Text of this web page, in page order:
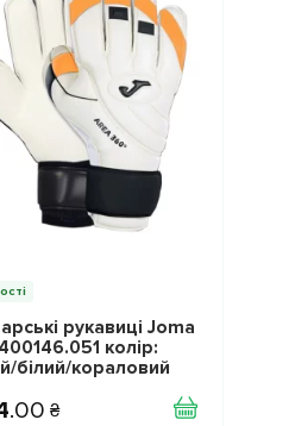
рукавиці Joma
колір:
білий/кораловий
.00 ₴